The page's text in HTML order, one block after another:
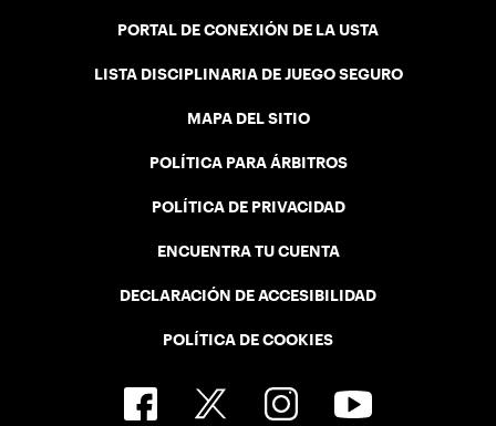
PORTAL DE CONEXIÓN DE LA USTA
LISTA DISCIPLINARIA DE JUEGO SEGURO
MAPA DEL SITIO
POLÍTICA PARA ÁRBITROS
POLÍTICA DE PRIVACIDAD
ENCUENTRA TU CUENTA
DECLARACIÓN DE ACCESIBILIDAD
POLÍTICA DE COOKIES